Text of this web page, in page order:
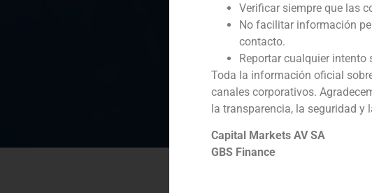
Política de
Verificar siempre que las
No facilitar información
contacto.
Reportar cualquier intento
Toda la información oficial
canales corporativos.
la transparencia, la seguridad y
Capital Markets AV SA
GBS Finance